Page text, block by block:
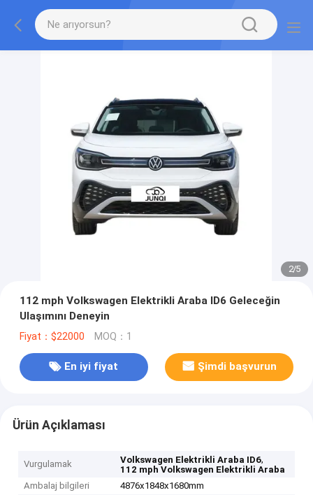
2/5
112 mph Volkswagen Elektrikli Araba ID6 Geleceğin
Ulaşımını Deneyin
Fiyat：$22000 MOQ：1
En iyi fiyat Şimdi başvurun
Ürün Açıklaması
Vurgulamak Volkswagen Elektrikli Araba ID6,
112 mph Volkswagen Elektrikli Araba
Ambalaj bilgileri
4876x1848x1680mm